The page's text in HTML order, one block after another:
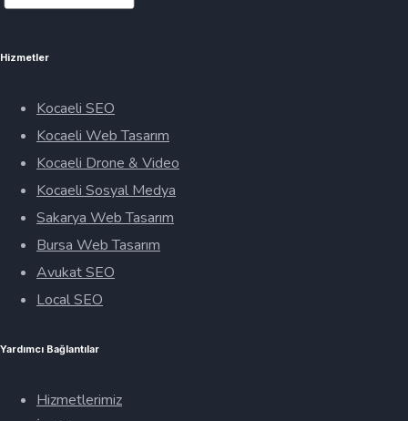
Hizmetler
Kocaeli SEO
Kocaeli Web Tasarım
Kocaeli Drone & Video
Kocaeli Sosyal Medya
Sakarya Web Tasarım
Bursa Web Tasarım
Avukat SEO
Local SEO
Yardımcı Bağlantılar
Hizmetlerimiz